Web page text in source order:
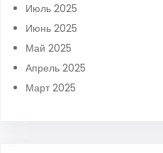
Июль 2025
Июнь 2025
Май 2025
Апрель 2025
Март 2025